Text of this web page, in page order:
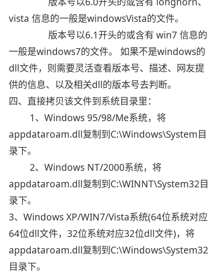
vista 信息的一般是windowsVista的文件。
版本号以6.1开头的或含有 win7 信息的
一般是windows7的文件。 如果不是windows的
dll文件，则需要灵活查看版本号、描述、网友提
供的信息、以及相关dll的版本号去判断。
四、直接拷贝该文件到系统目录里：
1、Windows 95/98/Me系统，将
appdataroam.dll复制到C:\Windows\System目
录下。
2、Windows NT/2000系统，将
appdataroam.dll复制到C:\WINNT\System32目
录下。
3、Windows XP/WIN7/Vista系统(64位系统对应
64位dll文件，32位系统对应32位dll文件)，将
appdataroam.dll复制到C:\Windows\System32
目录下。